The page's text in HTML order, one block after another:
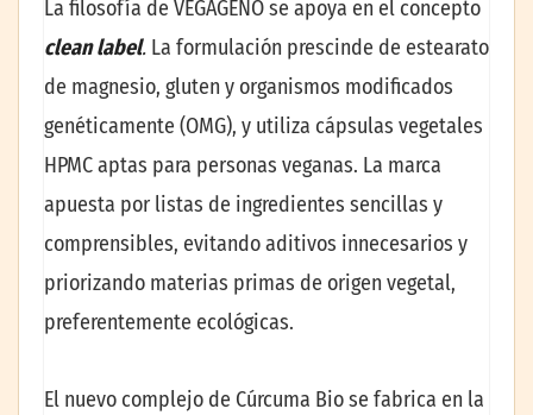
La filosofía de VEGAGENO se apoya en el concepto
clean label. La formulación prescinde de estearato
de magnesio, gluten y organismos modificados
genéticamente (OMG), y utiliza cápsulas vegetales
HPMC aptas para personas veganas. La marca
apuesta por listas de ingredientes sencillas y
comprensibles, evitando aditivos innecesarios y
priorizando materias primas de origen vegetal,
preferentemente ecológicas.
El nuevo complejo de Cúrcuma Bio se fabrica en la